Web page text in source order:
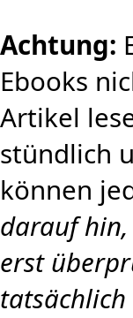
Achtung:
Ebooks
Artikel
stündlich
können
darauf hin,
erst